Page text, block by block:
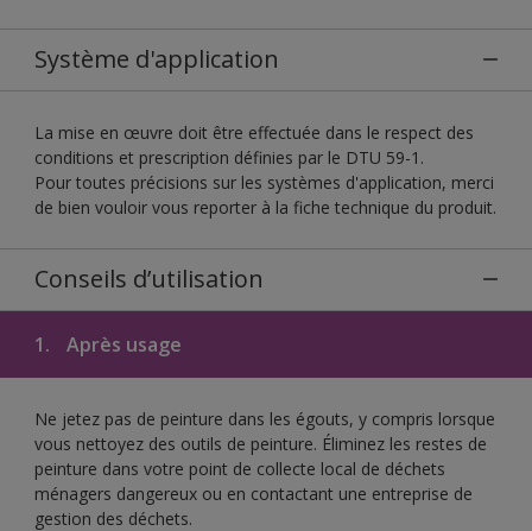
Système d'application
La mise en œuvre doit être effectuée dans le respect des
conditions et prescription définies par le DTU 59-1.
Pour toutes précisions sur les systèmes d'application, merci
de bien vouloir vous reporter à la fiche technique du produit.
Conseils d’utilisation
1. Après usage
Ne jetez pas de peinture dans les égouts, y compris lorsque
vous nettoyez des outils de peinture. Éliminez les restes de
peinture dans votre point de collecte local de déchets
ménagers dangereux ou en contactant une entreprise de
gestion des déchets.